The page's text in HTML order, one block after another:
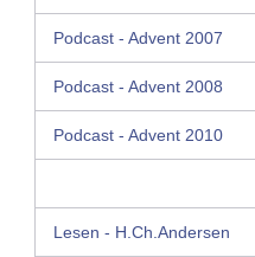
Podcast - Advent 2007
Podcast - Advent 2008
Podcast - Advent 2010
Lesen - H.Ch.Andersen